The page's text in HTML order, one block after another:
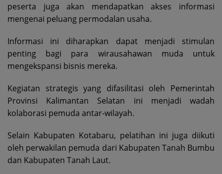
peserta juga akan mendapatkan akses informasi
mengenai peluang permodalan usaha.
Informasi ini diharapkan dapat menjadi stimulan
penting bagi para wirausahawan muda untuk
mengekspansi bisnis mereka.
Kegiatan strategis yang difasilitasi oleh Pemerintah
Provinsi Kalimantan Selatan ini menjadi wadah
kolaborasi pemuda antar-wilayah.
Selain Kabupaten Kotabaru, pelatihan ini juga diikuti
oleh perwakilan pemuda dari Kabupaten Tanah Bumbu
dan Kabupaten Tanah Laut.